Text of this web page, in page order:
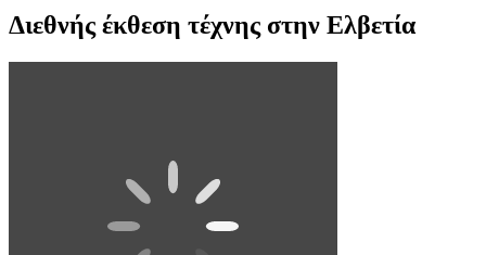
Διεθνής έκθεση τέχνης στην Ελβετία